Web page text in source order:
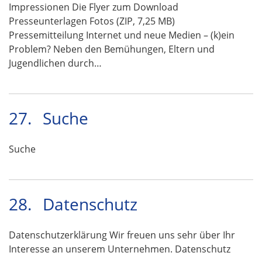
Impressionen Die Flyer zum Download
Presseunterlagen Fotos (ZIP, 7,25 MB)
Pressemitteilung Internet und neue Medien – (k)ein
Problem? Neben den Bemühungen, Eltern und
Jugendlichen durch…
27. Suche
Suche
28. Datenschutz
Datenschutzerklärung Wir freuen uns sehr über Ihr
Interesse an unserem Unternehmen. Datenschutz